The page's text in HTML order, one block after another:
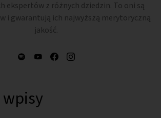
ekspertów z różnych dziedzin. To oni są
i gwarantują ich najwyższą merytoryczną
jakość.